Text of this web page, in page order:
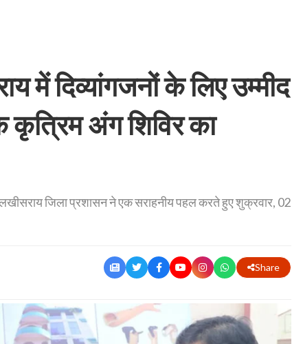
में दिव्यांगजनों के लिए उम्मीद
अंग शिविर का
लखीसराय जिला प्रशासन ने एक सराहनीय पहल करते हुए शुक्रवार, 02
Share